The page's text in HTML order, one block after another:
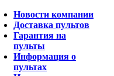
Новости компании
Доставка пультов
Гарантия на
пульты
Информация о
пультах